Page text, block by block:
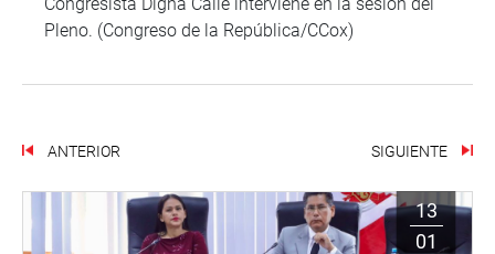
Pleno. (Congreso de la República/CCox)
ANTERIOR SIGUIENTE
13
01